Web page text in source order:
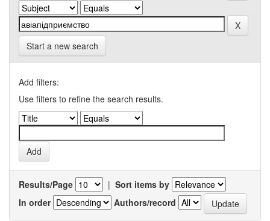
Start a new search
Add filters:
Use filters to refine the search results.
Results/Page | Sort items by
In order
Authors/record